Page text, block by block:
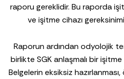
raporu gereklidir. Bu raporda
ve işitme cihazı
Raporun ardından odyolojik
birlikte SGK anlaşmalı bir işitme
Belgelerin eksiksiz